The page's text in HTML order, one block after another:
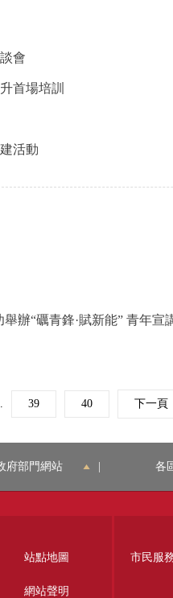
會
首場培訓
活動
辦“礪青鋒·賦新能” 青年宣
39 40 下一頁
府部門網站 各
站點地圖
網站聲明
市民服